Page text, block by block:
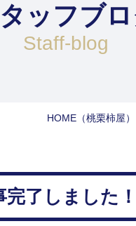
1階・まるごとリノベ
リフォームの流れ
ッフブ
staff-blog
HOME （桃栗柿屋）
了しました！